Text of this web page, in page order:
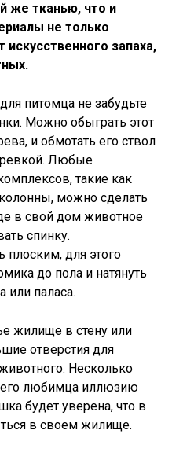
же тканью, что и
не только
запаха,
питомца не забудьте
Можно обыграть этот
и обмотать его ствол
Любые
такие как
можно сделать
в свой дом животное
спинку.
для этого
до пола и натянуть
или паласа.
жилище в стену или
отверстия для
Несколько
любимца иллюзию
будет уверена, что в
в своем жилище.